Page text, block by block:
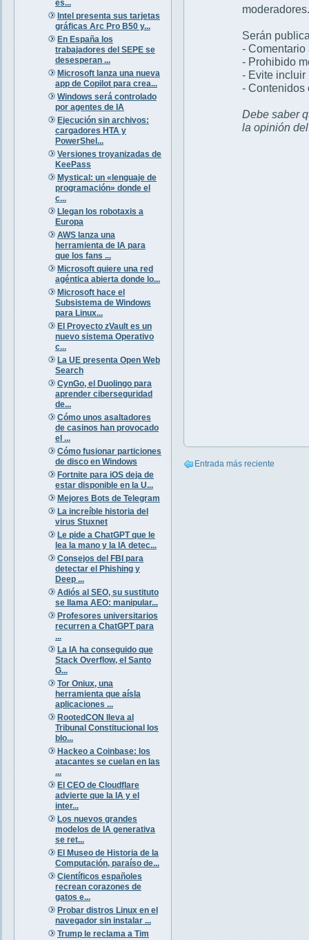
es...
Intel presenta sus tarjetas
gráficas Arc Pro B50 y...
En España los
trabajadores del SEPE se
desesperan ...
Microsoft lanza una nueva
app de Copilot para crea...
Windows será controlado
por agentes de IA
Ejecución sin archivos:
cargadores HTA y
PowerShel...
Versiones troyanizadas de
KeePass
Mystical: un «lenguaje de
programación» donde el
c...
Llegan los robotaxis a
Europa
AWS lanza una
herramienta de IA para
que los fans ...
Microsoft quiere una red
agéntica abierta donde lo...
Microsoft hace el
Subsistema de Windows
para Linux...
El Proyecto zVault es un
nuevo sistema Operativo
c...
La UE presenta Open Web
Search
CynGo, el Duolingo para
aprender ciberseguridad
de...
Cómo unos asaltadores
de casinos han provocado
el ...
Cómo fusionar particiones
de disco en Windows
Fortnite para iOS deja de
estar disponible en la U...
Mejores Bots de Telegram
La increíble historia del
virus Stuxnet
Le pide a ChatGPT que le
lea la mano y la IA detec...
Consejos del FBI para
detectar el Phishing y
Deep ...
Adiós al SEO, su sustituto
se llama AEO: manipular...
Profesores universitarios
recurren a ChatGPT para
...
La IA ha conseguido que
Stack Overflow, el Santo
G...
Tor Oniux, una
herramienta que aísla
aplicaciones ...
RootedCON lleva al
Tribunal Constitucional los
blo...
Hackeo a Coinbase: los
atacantes se cuelan en las
...
El CEO de Cloudflare
advierte que la IA y el
inter...
Los nuevos grandes
modelos de IA generativa
se ret...
El Museo de Historia de la
Computación, paraíso de...
Científicos españoles
recrean corazones de
gatos e...
Probar distros Linux en el
navegador sin instalar ...
Trump le reclama a Tim
moderadores.
Serán
- Comentario
- Prohibido
- Evite incluir
- Contenidos
Debe saber
la opinión
Entrada más reciente